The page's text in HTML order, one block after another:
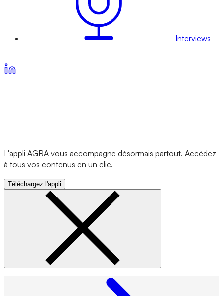
Interviews
L'appli AGRA vous accompagne désormais partout. Accédez
à tous vos contenus en un clic.
Téléchargez l'appli